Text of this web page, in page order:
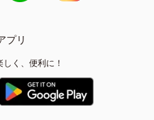
プリ
く、便利に！